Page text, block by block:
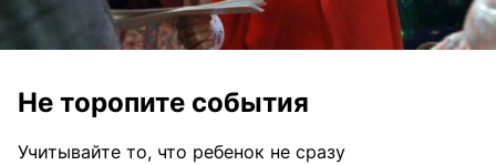
Не торопите события
Учитывайте то, что ребенок не сразу